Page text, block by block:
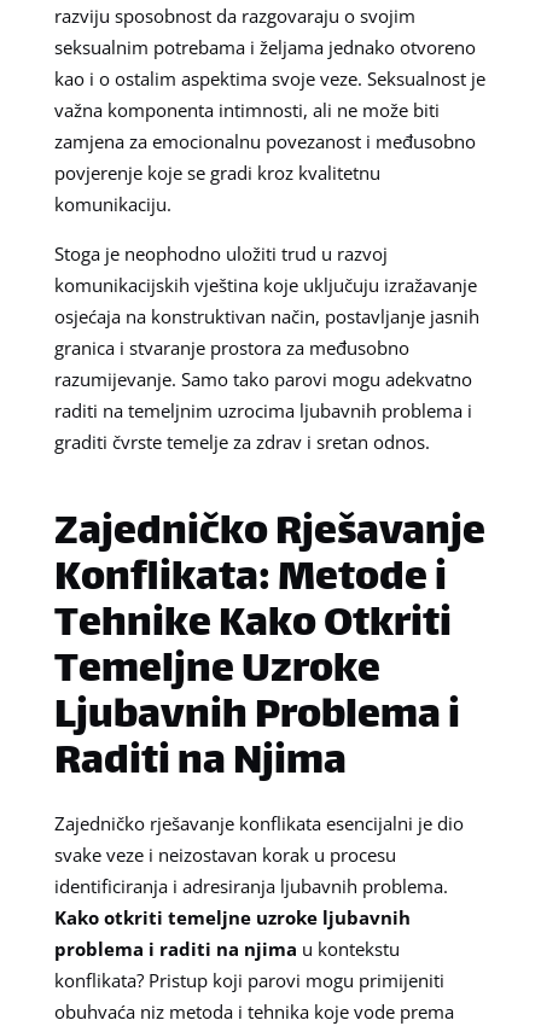
razviju sposobnost da razgovaraju o svojim
seksualnim potrebama i željama jednako otvoreno
kao i o ostalim aspektima svoje veze. Seksualnost je
važna komponenta intimnosti, ali ne može biti
zamjena za emocionalnu povezanost i međusobno
povjerenje koje se gradi kroz kvalitetnu
komunikaciju.
Stoga je neophodno uložiti trud u razvoj
komunikacijskih vještina koje uključuju izražavanje
osjećaja na konstruktivan način, postavljanje jasnih
granica i stvaranje prostora za međusobno
razumijevanje. Samo tako parovi mogu adekvatno
raditi na temeljnim uzrocima ljubavnih problema i
graditi čvrste temelje za zdrav i sretan odnos.
Zajedničko Rješavanje
Konflikata: Metode i
Tehnike Kako Otkriti
Temeljne Uzroke
Ljubavnih Problema i
Raditi na Njima
Zajedničko rješavanje konflikata esencijalni je dio
svake veze i neizostavan korak u procesu
identificiranja i adresiranja ljubavnih problema.
Kako otkriti temeljne uzroke ljubavnih
problema i raditi na njima u kontekstu
konflikata? Pristup koji parovi mogu primijeniti
obuhvaća niz metoda i tehnika koje vode prema